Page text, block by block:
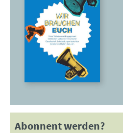
Abonnent werden?